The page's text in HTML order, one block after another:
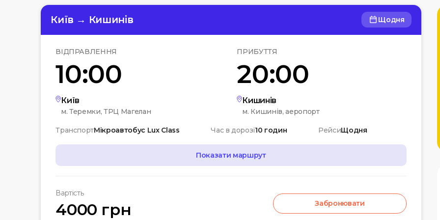
Київ → Кишинів Щодня
ВІДПРАВЛЕННЯ
10:00
Київ
м. Теремки, ТРЦ Магелан
ПРИБУТТЯ
20:00
Кишинів
м. Кишинів, аеропорт
ТранспортМікроавтобус Lux Class Час в дорозі10 годин РейсиЩодня
Показати маршрут
07:00
Автостанція
Вартість
4000 грн Забронювати